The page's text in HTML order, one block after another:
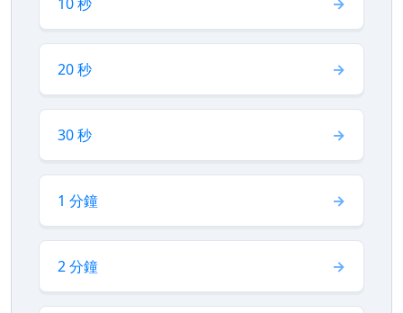
20 秒
30 秒
1 分鐘
2 分鐘